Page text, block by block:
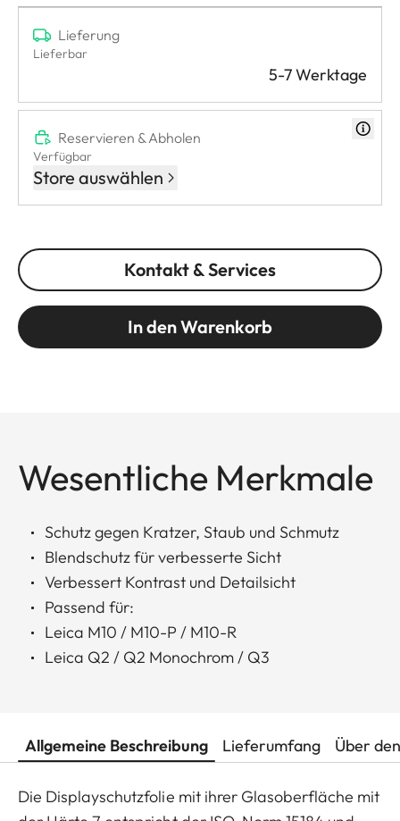
Lieferung
Lieferbar
5-7 Werktage
Reservieren & Abholen
Verfügbar
Store auswählen
Kontakt & Services
In den Warenkorb
Wesentliche Merkmale
Schutz gegen Kratzer, Staub und Schmutz
Blendschutz für verbesserte Sicht
Verbessert Kontrast und Detailsicht
Passend für:
Leica M10 / M10-P / M10-R
Leica Q2 / Q2 Monochrom / Q3
Allgemeine Beschreibung Lieferumfang Über
Die Displayschutzfolie mit ihrer Glasoberfläche mit